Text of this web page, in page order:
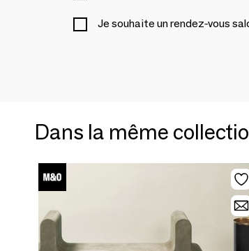
Je souhaite un rendez-vous
Dans la même